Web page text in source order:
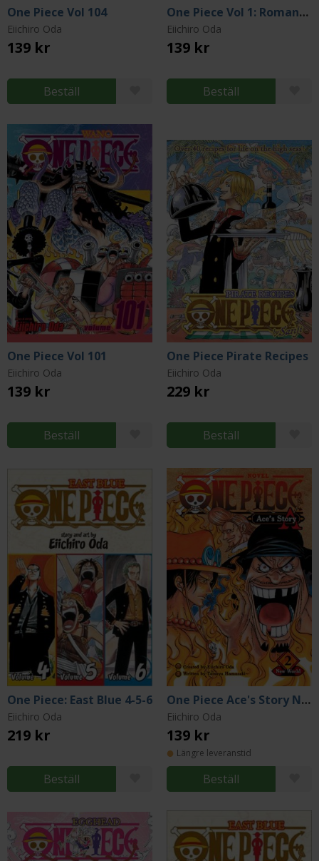
One Piece Vol 104
Eiichiro Oda
139 kr
Beställ
One Piece Vol 1: Romance Dawn
Eiichiro Oda
139 kr
Beställ
One Piece Vol 101
Eiichiro Oda
139 kr
Beställ
One Piece Pirate Recipes
Eiichiro Oda
229 kr
Beställ
One Piece: East Blue 4-5-6
Eiichiro Oda
219 kr
Beställ
One Piece Ace's Story Novel 2
Eiichiro Oda
139 kr
Längre leveranstid
Beställ